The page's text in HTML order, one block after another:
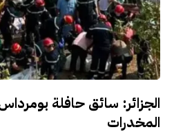
الجزائر: سائق حافلة
المخدرات